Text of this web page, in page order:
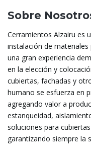
Sobre
Cerramientos Alzairu es
instalación de
una gran experiencia
en la elección y
cubiertas, fachadas y
humano se esfuerza en
agregando valor a
estanqueidad,
soluciones para
garantizando siempre la